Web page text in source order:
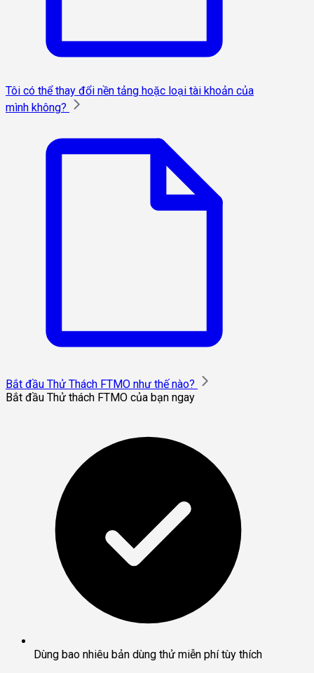
Tôi có thể thay đổi nền tảng hoặc loại tài khoản của
mình không?
Bắt đầu Thử Thách FTMO như thế nào?
Bắt đầu Thử thách FTMO của bạn ngay
Dùng bao nhiêu bản dùng thử miễn phí tùy thích